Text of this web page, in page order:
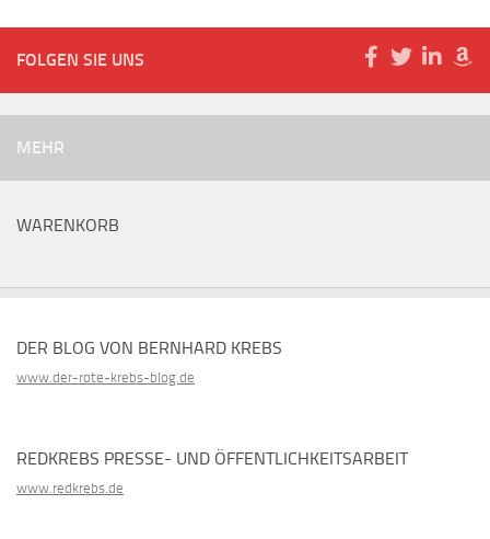
FOLGEN SIE UNS
MEHR
WARENKORB
DER BLOG VON BERNHARD KREBS
www.der-rote-krebs-blog.de
REDKREBS PRESSE- UND ÖFFENTLICHKEITSARBEIT
www.redkrebs.de